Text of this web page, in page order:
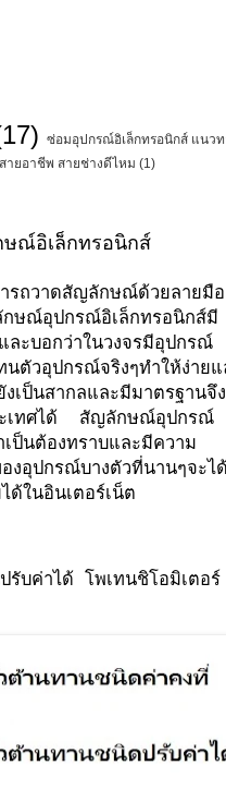
ซ่อมอุปกรณ์อิเล็กทรอนิกส์ แนวท
ายอาชีพ สายช่างดีไหม (1)
ณ์อิเล็กทรอนิกส์
รถวาดสัญลักษณ์ด้วยลายมือ
ษณ์อุปกรณ์อิเล็กทรอนิกส์มี
ละบอกว่าในวงจรมีอุปกรณ์
ตัวอุปกรณ์จริงๆทำให้ง่ายแ
เป็นสากลและมีมาตรฐานจึง
ระเทศได้ สัญลักษณ์อุปกรณ์
ป็นต้องทราบและมีความ
อุปกรณ์บางตัวที่นานๆจะได้
ด้ในอินเตอร์เน็ต
บค่าได้ โพเทนชิโอมิเตอร์